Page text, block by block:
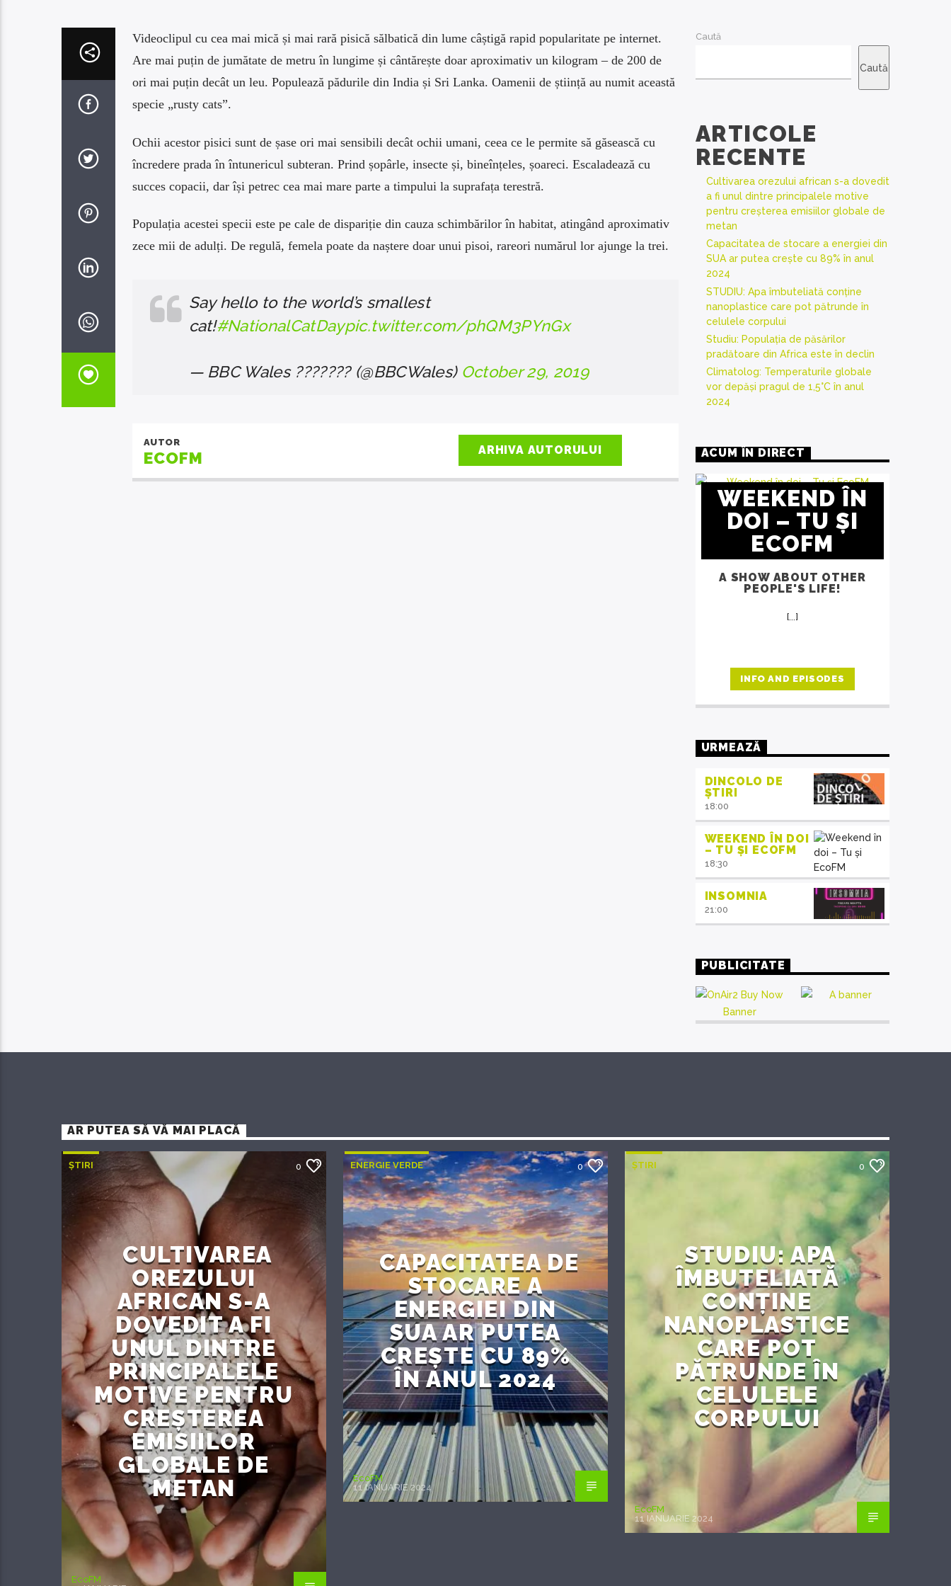
Videoclipul cu cea mai mică și mai rară pisică sălbatică din lume câștigă rapid popularitate pe internet.
Are mai puțin de jumătate de metru în lungime și cântărește doar aproximativ un kilogram – de 200 de
ori mai puțin decât un leu. Populează pădurile din India și Sri Lanka. Oamenii de știință au numit această
specie „rusty cats”.
Ochii acestor pisici sunt de șase ori mai sensibili decât ochii umani, ceea ce le permite să găsească cu
încredere prada în întunericul subteran. Prind șopârle, insecte și, bineînțeles, șoareci. Escaladează cu
succes copacii, dar își petrec cea mai mare parte a timpului la suprafața terestră.
Populația acestei specii este pe cale de dispariție din cauza schimbărilor în habitat, atingând aproximativ
zece mii de adulți. De regulă, femela poate da naștere doar unui pisoi, rareori numărul lor ajunge la trei.
Say hello to the world’s smallest
cat!#NationalCatDaypic.twitter.com/phQM3PYnGx
— BBC Wales ??????? (@BBCWales) October 29, 2019
AUTOR
ECOFM ARHIVA AUTORULUI
Caută
Caută
ARTICOLE
RECENTE
Cultivarea orezului african s-a dovedit
a fi unul dintre principalele motive
pentru creșterea emisiilor globale de
metan
Capacitatea de stocare a energiei din
SUA ar putea crește cu 89% în anul
2024
STUDIU: Apa îmbuteliată conține
nanoplastice care pot pătrunde în
celulele corpului
Studiu: Populația de păsărilor
pradătoare din Africa este în declin
Climatolog: Temperaturile globale
vor depăși pragul de 1,5°C în anul
2024
ACUM ÎN DIRECT
WEEKEND ÎN
DOI – TU ȘI
ECOFM
A SHOW ABOUT OTHER
PEOPLE'S LIFE!
[...]
INFO AND EPISODES
URMEAZĂ
DINCOLO DE
ȘTIRI
18:00
WEEKEND ÎN DOI
– TU ȘI ECOFM
18:30
INSOMNIA
21:00
PUBLICITATE
AR PUTEA SĂ VĂ MAI PLACĂ
ȘTIRI 0
CULTIVAREA
OREZULUI
AFRICAN S-A
DOVEDIT A FI
UNUL DINTRE
PRINCIPALELE
MOTIVE PENTRU
CREȘTEREA
EMISIILOR
GLOBALE DE
METAN
EcoFM
ENERGIE VERDE 0
CAPACITATEA DE
STOCARE A
ENERGIEI DIN
SUA AR PUTEA
CREȘTE CU 89%
ÎN ANUL 2024
EcoFM
11 IANUARIE 2024
ȘTIRI 0
STUDIU: APA
ÎMBUTELIATĂ
CONȚINE
NANOPLASTICE
CARE POT
PĂTRUNDE ÎN
CELULELE
CORPULUI
EcoFM
11 IANUARIE 2024